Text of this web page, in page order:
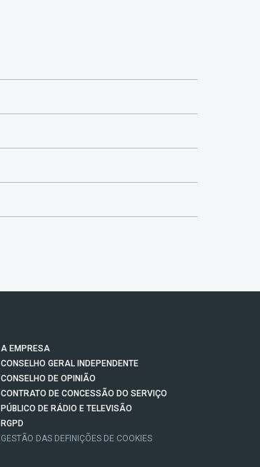
A EMPRESA
CONSELHO GERAL INDEPENDENTE
CONSELHO DE OPINIÃO
CONTRATO DE CONCESSÃO DO SERVIÇO
PÚBLICO DE RÁDIO E TELEVISÃO
RGPD
GESTÃO DAS DEFINIÇÕES DE COOKIES